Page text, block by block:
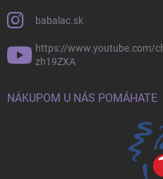
babalac.sk
https://www.youtube.com/
zh19ZXA
NÁKUPOM U NÁS POMÁHATE